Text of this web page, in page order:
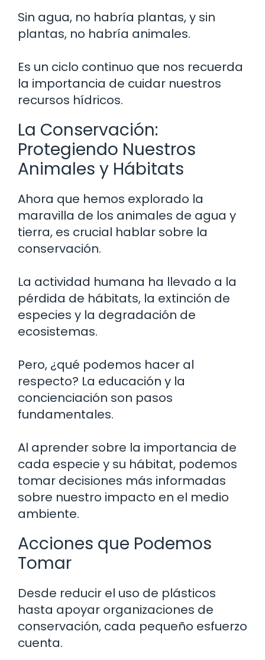
Sin agua, no habría plantas, y sin
plantas, no habría animales.
Es un ciclo continuo que nos recuerda
la importancia de cuidar nuestros
recursos hídricos.
La Conservación:
Protegiendo Nuestros
Animales y Hábitats
Ahora que hemos explorado la
maravilla de los animales de agua y
tierra, es crucial hablar sobre la
conservación.
La actividad humana ha llevado a la
pérdida de hábitats, la extinción de
especies y la degradación de
ecosistemas.
Pero, ¿qué podemos hacer al
respecto? La educación y la
concienciación son pasos
fundamentales.
Al aprender sobre la importancia de
cada especie y su hábitat, podemos
tomar decisiones más informadas
sobre nuestro impacto en el medio
ambiente.
Acciones que Podemos
Tomar
Desde reducir el uso de plásticos
hasta apoyar organizaciones de
conservación, cada pequeño esfuerzo
cuenta.